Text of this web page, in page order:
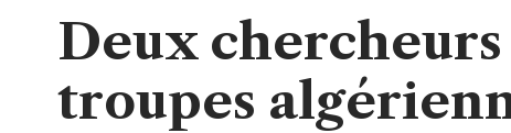
Deux
troupes